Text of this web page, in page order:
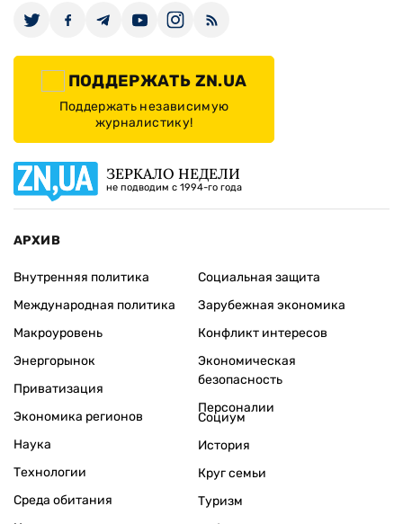
ПОДДЕРЖАТЬ ZN.UA
Поддержать независимую
журналистику!
ЗЕРКАЛО НЕДЕЛИ
не подводим с 1994-го года
АРХИВ
Внутренняя политика
Международная политика
Макроуровень
Энергорынок
Приватизация
Экономика регионов
Социальная защита
Зарубежная экономика
Конфликт интересов
Экономическая
безопасность
Персоналии
Наука
Технологии
Среда обитания
Социум
История
Круг семьи
Туризм